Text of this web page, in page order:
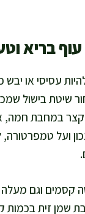
בריא
עסיסי או
שיטת בישול
קצר במחבת חמה,
ועל
קסמים וגם מעלה
שמן זית בכמות